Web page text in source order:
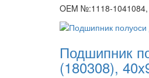
OEM №:1118-
Подшипник
(180308),